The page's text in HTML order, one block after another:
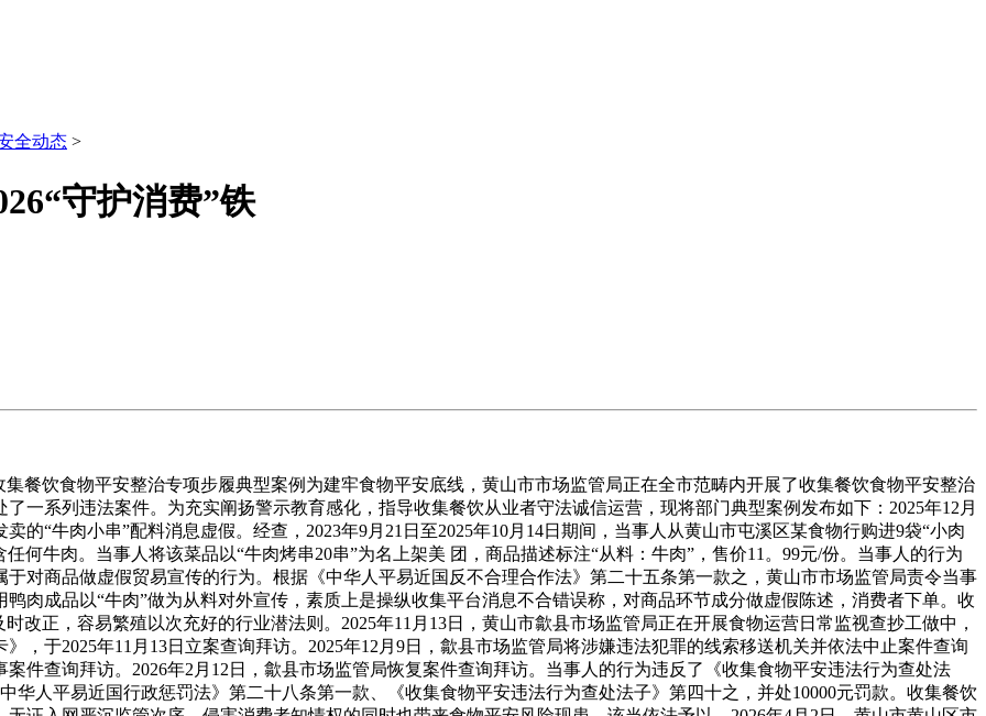
全动态 >
守护消费”铁
饮食物平安整治专项步履典型案例为建牢食物平安底线，黄山市市场监管局正在全市范畴内开展了收集餐饮食物平安整治
一系列违法案件。为充实阐扬警示教育感化，指导收集餐饮从业者守法诚信运营，现将部门典型案例发布如下：2025年12月
的“牛肉小串”配料消息虚假。经查，2023年9月21日至2025年10月14日期间，当事人从黄山市屯溪区某食物行购进9袋“小肉
何牛肉。当事人将该菜品以“牛肉烤串20串”为名上架美 团，商品描述标注“从料：牛肉”，售价11。99元/份。当事人的行为
对商品做虚假贸易宣传的行为。根据《中华人平易近国反不合理合作法》第二十五条第一款之，黄山市市场监管局责令当事
肉成品以“牛肉”做为从料对外宣传，素质上是操纵收集平台消息不合错误称，对商品环节成分做虚假陈述，消费者下单。收
改正，容易繁殖以次充好的行业潜法则。2025年11月13日，黄山市歙县市场监管局正在开展食物运营日常监视查抄工做中，
，于2025年11月13日立案查询拜访。2025年12月9日，歙县市场监管局将涉嫌违法犯罪的线索移送机关并依法中止案件查询
件查询拜访。2026年2月12日，歙县市场监管局恢复案件查询拜访。当事人的行为违反了《收集食物平安违法行为查处法
华人平易近国行政惩罚法》第二十八条第一款、《收集食物平安违法行为查处法子》第四十之，并处10000元罚款。收集餐饮